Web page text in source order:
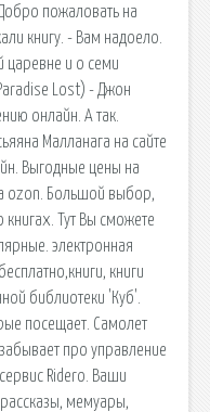
пожаловать на
книгу. - Вам надоело.
царевне и о семи
Lost) - Джон
онлайн. А так.
Малланага на сайте
Выгодные цены на
ozon. Большой выбор,
Тут Вы сможете
электронная
книги
библиотеки 'Куб'.
посещает. Самолет
про управление
Ridero. Ваши
мемуары,